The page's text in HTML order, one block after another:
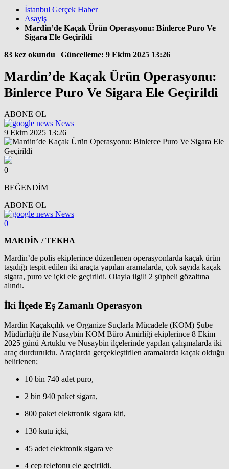
İstanbul Gerçek Haber
Asayiş
Mardin’de Kaçak Ürün Operasyonu: Binlerce Puro Ve
Sigara Ele Geçirildi
83 kez okundu | Güncelleme: 9 Ekim 2025 13:26
Mardin’de Kaçak Ürün Operasyonu:
Binlerce Puro Ve Sigara Ele Geçirildi
ABONE OL
News
9 Ekim 2025 13:26
0
BEĞENDİM
ABONE OL
News
0
MARDİN / TEKHA
Mardin’de polis ekiplerince düzenlenen operasyonlarda kaçak ürün
taşıdığı tespit edilen iki araçta yapılan aramalarda, çok sayıda kaçak
sigara, puro ve içki ele geçirildi. Olayla ilgili 2 şüpheli gözaltına
alındı.
İki İlçede Eş Zamanlı Operasyon
Mardin Kaçakçılık ve Organize Suçlarla Mücadele (KOM) Şube
Müdürlüğü ile Nusaybin KOM Büro Amirliği ekiplerince 8 Ekim
2025 günü Artuklu ve Nusaybin ilçelerinde yapılan çalışmalarda iki
araç durduruldu. Araçlarda gerçekleştirilen aramalarda kaçak olduğu
belirlenen;
10 bin 740 adet puro,
2 bin 940 paket sigara,
800 paket elektronik sigara kiti,
130 kutu içki,
45 adet elektronik sigara ve
4 cep telefonu ele geçirildi.